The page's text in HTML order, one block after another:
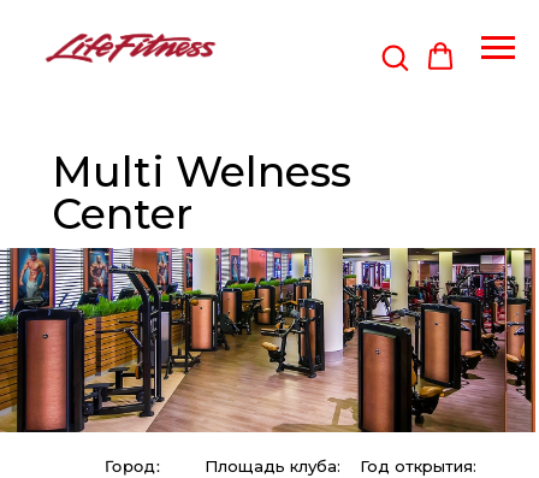
Город:
Площадь клуба:
Год открытия:
Multi Welness
Center